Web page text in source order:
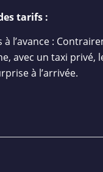
tarifs :
à l’avance :
avec un taxi privé,
à l’arrivée.